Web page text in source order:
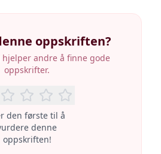
oppskriften?
andre å finne gode
oppskrifter.
den første til å
denne
oppskriften!